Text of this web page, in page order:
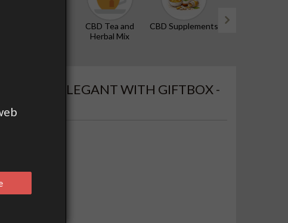
CBD Tea and
Herbal Mix
CBD Supplements Edibles and
HEAVY, ELEGANT WITH GIFTBOX -